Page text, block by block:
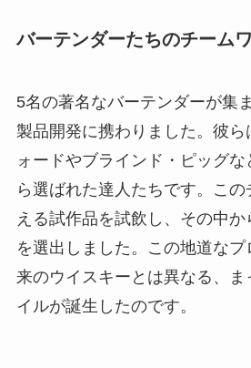
バーテンダーたちのチーム
5名の著名なバーテンダーが集
製品開発に携わりました。彼ら
ォードやブラインド・ピッグ
ら選ばれた達人たちです。こ
える試作品を試飲し、その中
を選出しました。この地道な
来のウイスキーとは異なる、ま
イルが誕生したのです。